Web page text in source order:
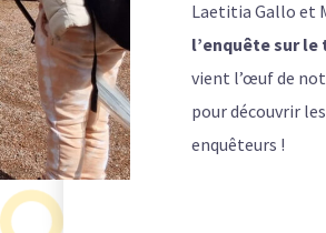
Laetitia Gallo et
l’enquête sur le
vient l’œuf de
pour découvrir
enquêteurs !